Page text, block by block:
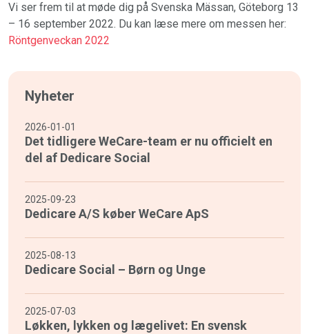
Vi ser frem til at møde dig på Svenska Mässan, Göteborg 13
– 16 september 2022. Du kan læse mere om messen her:
Röntgenveckan 2022
Nyheter
2026-01-01
Det tidligere WeCare-team er nu officielt en
del af Dedicare Social
2025-09-23
Dedicare A/S køber WeCare ApS
2025-08-13
Dedicare Social – Børn og Unge
2025-07-03
Løkken, lykken og lægelivet: En svensk